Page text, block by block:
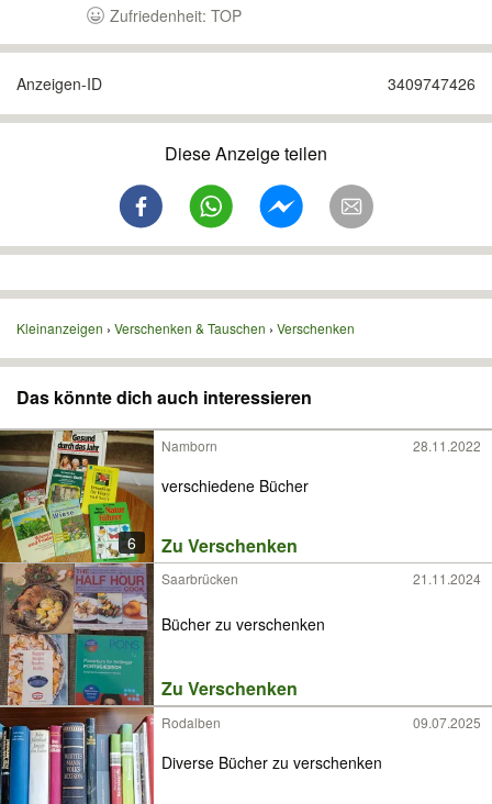
Zufriedenheit: TOP
Anzeigen-ID 3409747426
Diese Anzeige teilen
Kleinanzeigen Verschenken & Tauschen Verschenken
Das könnte dich auch interessieren
6
Namborn 28.11.2022
verschiedene Bücher
Zu Verschenken
Saarbrücken 21.11.2024
Bücher zu verschenken
Zu Verschenken
Rodalben 09.07.2025
Diverse Bücher zu verschenken